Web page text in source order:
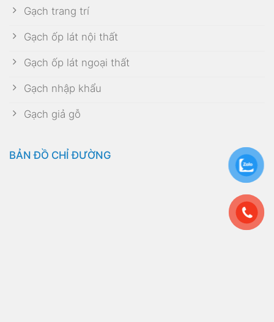
Gạch trang trí
Gạch ốp lát nội thất
Gạch ốp lát ngoại thất
Gạch nhập khẩu
Gạch giả gỗ
BẢN ĐỒ CHỈ ĐƯỜNG